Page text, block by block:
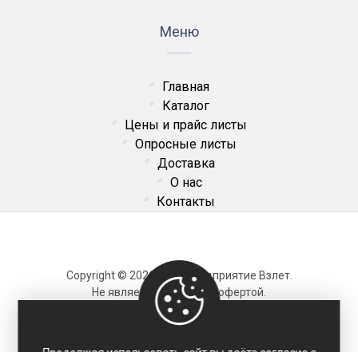
Меню
Главная
Каталог
Цены и прайс листы
Опросные листы
Доставка
О нас
Контакты
Copyright © 2026 ОДО Предприятие Взлет.
Не является публичной офертой.
Карта сайта